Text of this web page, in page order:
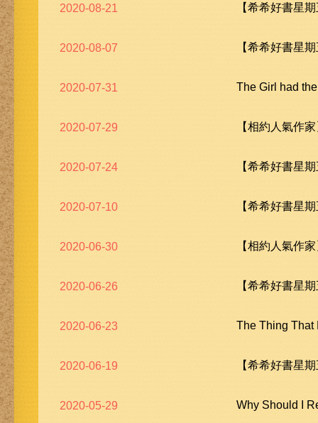
2020-08-21 【希希好書星
2020-08-07 【希希好書星
2020-07-31 The Girl had
2020-07-29 【相約人氣作
2020-07-24 【希希好書星
2020-07-10 【希希好書星
2020-06-30 【相約人氣作
2020-06-26 【希希好書星
2020-06-23 The Thing That
2020-06-19 【希希好書星
2020-05-29 Why Should I